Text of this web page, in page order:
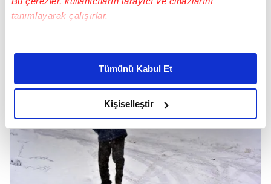
tanımlayarak çalışırlar.
Bu çerezlere izin vermeniz halinde sizlere özel
daha iyi reklam deneyimi yaşatabiliriz. Bunu yaparken
amacımızın size daha iyi bir reklam deneyimi sunmak
olduğunu ve sizlere en iyi içerikleri sunabilmek adına
elimizden gelen çabayı gösterdiğimizi ve bu noktada,
reklamların maliyetlerimizi karşılamak noktasında tek gelir
kalemimiz olduğunu sizlere hatırlatmak isteriz.
Her halükârda, kullanıcılar, bu çerezlere izin vermedikleri
Tümünü Kabul Et
Kişiselleştir
BOLU